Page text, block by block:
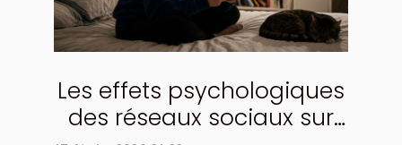
Les effets psychologiques
des réseaux sociaux sur